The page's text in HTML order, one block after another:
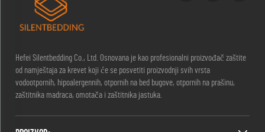
Hefei Silentbedding Co., Ltd. Osnovana je kao profesionalni proizvođač zaštite
od namještaja za krevet koji će se posvetiti proizvodnji svih vrsta
vodootpornih, hipoalergennih, otpornih na bed bugove, otpornih na prašinu,
zaštitnika madraca, omotača i zaštitnika jastuka.